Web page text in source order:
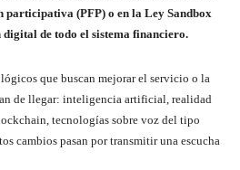
(PFP) o en la Ley Sandbox
de todo el sistema financiero.
que buscan mejorar el servicio o la
de llegar: inteligencia artificial, realidad
tecnologías sobre voz del tipo
cambios pasan por transmitir una escucha